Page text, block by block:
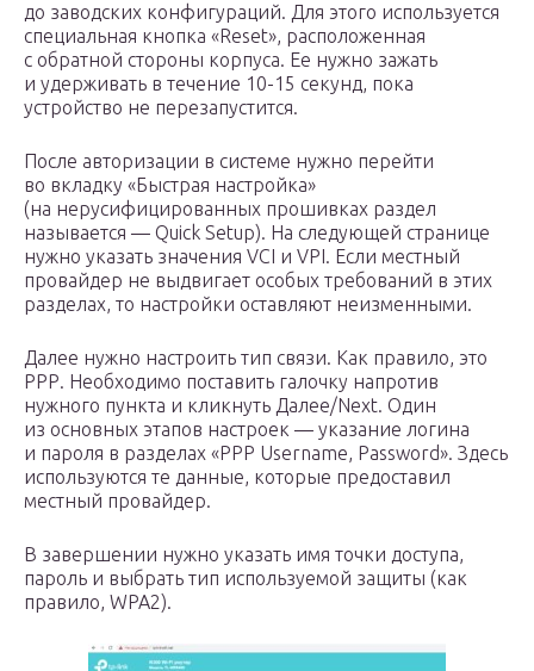
до заводских конфигураций. Для этого используется
специальная кнопка «Reset», расположенная
с обратной стороны корпуса. Ее нужно зажать
и удерживать в течение 10-15 секунд, пока
устройство не перезапустится.
После авторизации в системе нужно перейти
во вкладку «Быстрая настройка»
(на нерусифицированных прошивках раздел
называется — Quick Setup). На следующей странице
нужно указать значения VCI и VPI. Если местный
провайдер не выдвигает особых требований в этих
разделах, то настройки оставляют неизменными.
Далее нужно настроить тип связи. Как правило, это
РРР. Необходимо поставить галочку напротив
нужного пункта и кликнуть Далее/Next. Один
из основных этапов настроек — указание логина
и пароля в разделах «РРР Username, Password». Здесь
используются те данные, которые предоставил
местный провайдер.
В завершении нужно указать имя точки доступа,
пароль и выбрать тип используемой защиты (как
правило, WPA2).